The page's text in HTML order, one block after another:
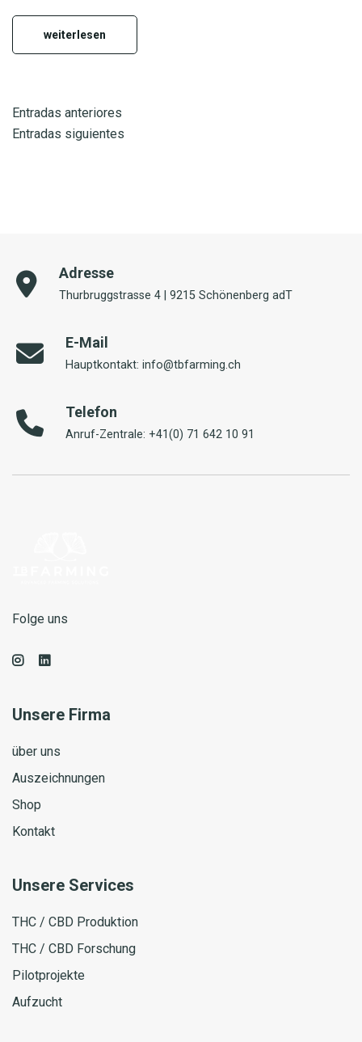
weiterlesen
Navegación
Entradas anteriores
Entradas siguientes
Adresse
Thurbruggstrasse 4 | 9215 Schönenberg adT
E-Mail
Hauptkontakt: info@tbfarming.ch
Telefon
Anruf-Zentrale: +41(0) 71 642 10 91
Folge uns
Unsere Firma
über uns
Auszeichnungen
Shop
Kontakt
Unsere Services
THC / CBD Produktion
THC / CBD Forschung
Pilotprojekte
Aufzucht